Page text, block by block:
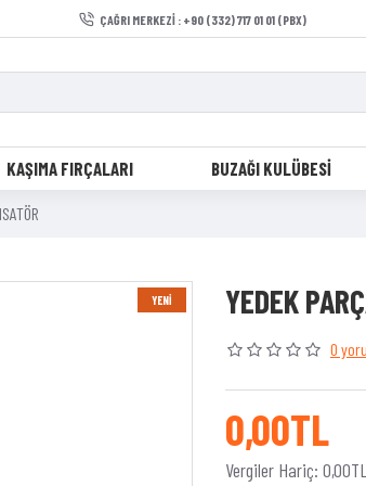
ÇAĞRI MERKEZI : +90 (332) 717 01 01 (PBX)
KAŞIMA FIRÇALARI BUZAĞI KULÜBESI
YENI YEDEK
0
0,00TL
Vergiler Hariç: 0,00TL